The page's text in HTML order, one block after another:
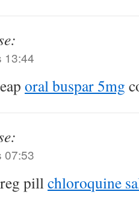
13:44
oral buspar 5mg
07:53
pillchloroquine